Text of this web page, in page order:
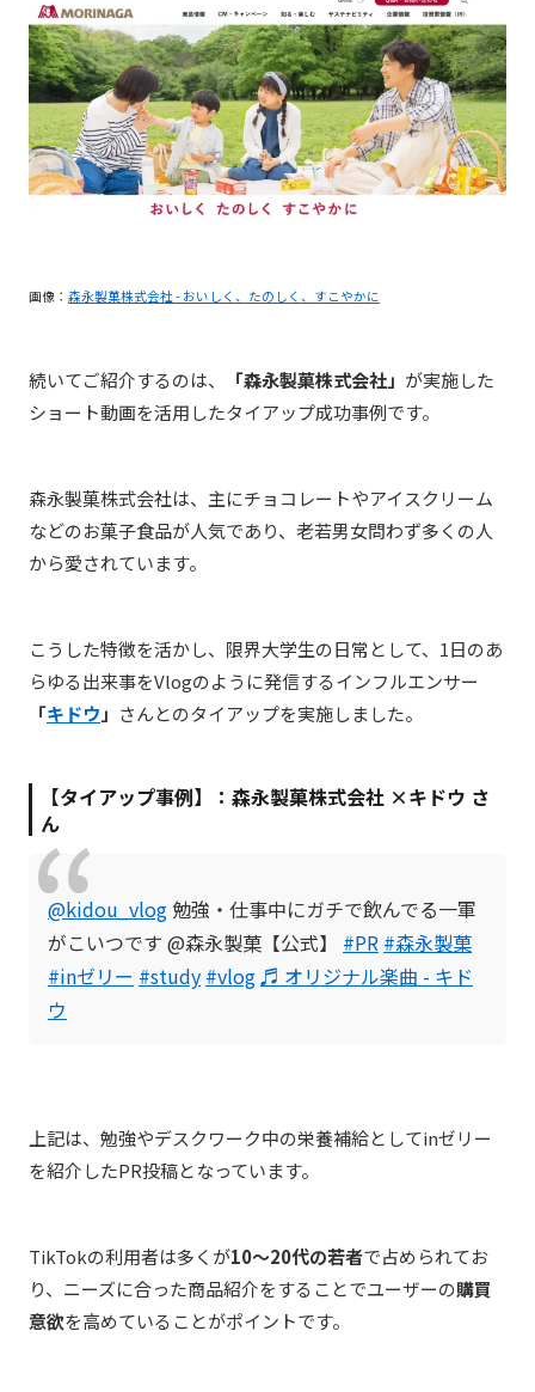
画像： 森永製菓株式会社 - おいしく、たのしく、すこやかに
続いてご紹介するのは、 「森永製菓株式会社」 が実施した
ショート動画を活用したタイアップ成功事例です。
森永製菓株式会社は、主にチョコレートやアイスクリーム
などのお菓子食品が人気であり、老若男女問わず多くの人
から愛されています。
こうした特徴を活かし、限界大学生の日常として、1日のあ
らゆる出来事をVlogのように発信するインフルエンサー
「キドウ」 さんとのタイアップを実施しました。
【タイアップ事例】：森永製菓株式会社 ×キドウ さ
ん
@kidou_vlog 勉強・仕事中にガチで飲んでる一軍
がこいつです @森永製菓【公式】 #PR #森永製菓
#inゼリー #study #vlog♬ オリジナル楽曲 - キド
ウ
上記は、勉強やデスクワーク中の栄養補給としてinゼリー
を紹介したPR投稿となっています。
TikTokの利用者は多くが10～20代の若者で占められてお
り、ニーズに合った商品紹介をすることでユーザーの購買
意欲を高めていることがポイントです。